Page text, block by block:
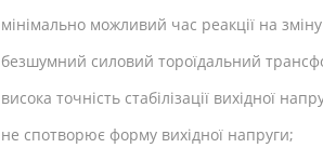
мінімально можливий час реакції на
безшумний силовий тороїдальний
висока точність стабілізації вихідної
не спотворює форму вихідної напруги;